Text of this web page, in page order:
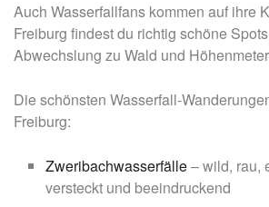
Auch Wasserfallfans kommen auf ihre
Freiburg findest du richtig schöne
Abwechslung zu Wald und
Die schönsten Wasserfall-
Freiburg:
Zweribachwasserfälle– wild, rau,
versteckt und beeindruckend